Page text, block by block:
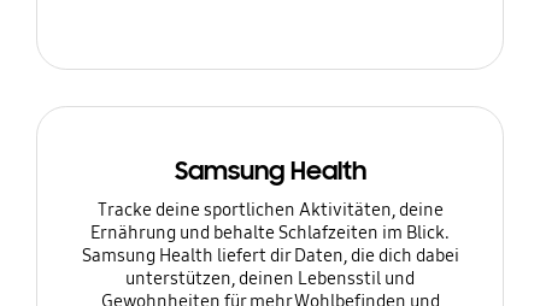
Samsung Health
Tracke deine sportlichen Aktivitäten, deine
Ernährung und behalte Schlafzeiten im Blick.
Samsung Health liefert dir Daten, die dich dabei
unterstützen, deinen Lebensstil und
Gewohnheiten für mehr Wohlbefinden und